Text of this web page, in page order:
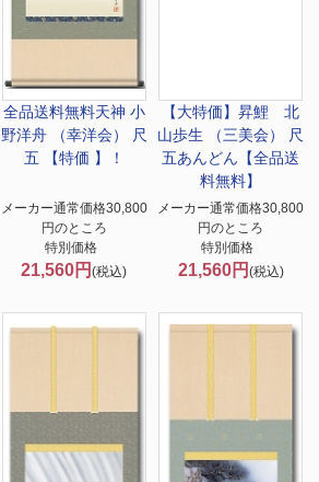
全品送料無料天神 小
野洋舟 （幸洋会） 尺
五 【特価 】！
メーカー通常価格30,800
円のところ
特別価格
21,560円(税込)
【大特価】昇鯉 北
山歩生 （三美会） 尺
五あんどん【全品送
料無料】
メーカー通常価格30,800
円のところ
特別価格
21,560円 (税込)